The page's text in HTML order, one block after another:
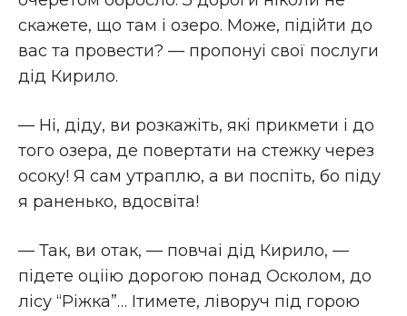
скажете, що там і озеро. Може, пiдiйти до
вас та провести? — пропонуі свої послуги
дiд Кирило.
— Нi, дiду, ви розкажiть, якi прикмети і до
того озера, де повертати на стежку через
осоку! Я сам утраплю, а ви поспiть, бо пiду
я раненько, вдосвiта!
— Так, ви отак, — повчаі дiд Кирило, —
пiдете оцiію дорогою понад Осколом, до
лiсу “Рiжка”… Iтимете, лiворуч пiд горою